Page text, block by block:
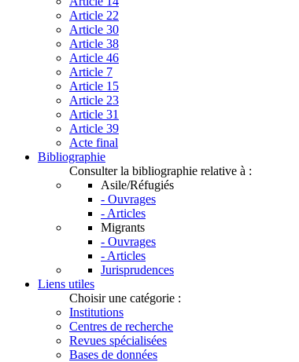
Article 22
Article 30
Article 38
Article 46
Article 7
Article 15
Article 23
Article 31
Article 39
Acte final
Bibliographie
Consulter la bibliographie relative à :
Asile/Réfugiés
- Ouvrages
- Articles
Migrants
- Ouvrages
- Articles
Jurisprudences
Liens utiles
Choisir une catégorie :
Institutions
Centres de recherche
Revues spécialisées
Bases de données